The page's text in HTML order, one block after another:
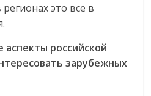
это все в
аспекты российской
зарубежных